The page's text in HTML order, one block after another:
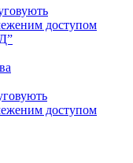
доступом
доступом